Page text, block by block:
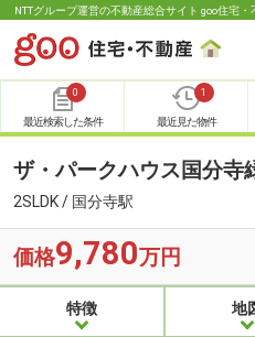
NTTグループ運営の不動産総合サイト goo住宅・
0
最近検索した条件
1
最近見た物件
ザ・パークハウス国分寺
2SLDK / 国分寺駅
価格9,780万円
特徴 地